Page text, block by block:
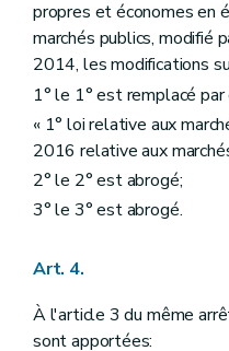
propres et économes en
marchés publics, modifié
2014, les modifications
1° le 1° est remplacé par
« 1° loi relative aux
2016 relative aux
2° le 2° est abrogé;
3° le 3° est abrogé.
Art. 4.
À l'article 3 du même
sont apportées: